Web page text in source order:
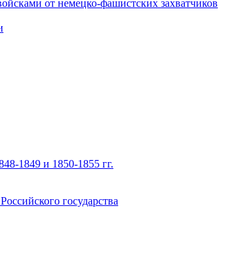
от немецко-фашистских захватчиков
1849 и 1850-1855 гг.
государства